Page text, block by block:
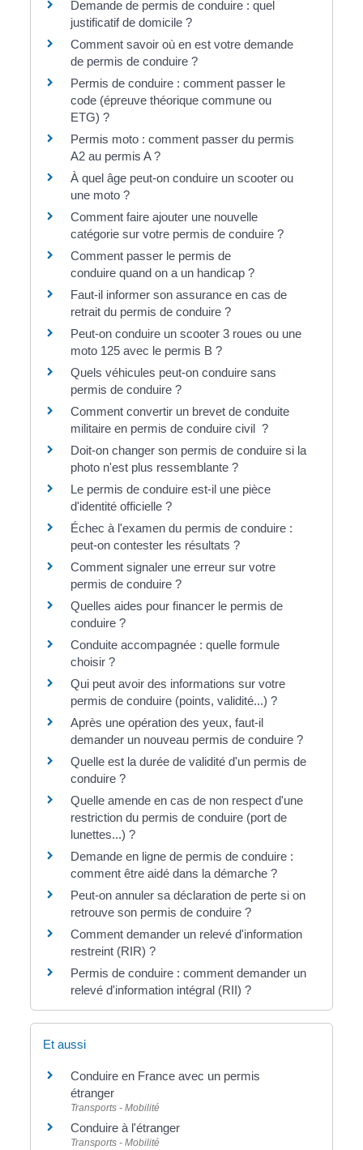
Demande de permis de conduire : quel
justificatif de domicile ?
Comment savoir où en est votre demande
de permis de conduire ?
Permis de conduire : comment passer le
code (épreuve théorique commune ou
ETG) ?
Permis moto : comment passer du permis
A2 au permis A ?
À quel âge peut-on conduire un scooter ou
une moto ?
Comment faire ajouter une nouvelle
catégorie sur votre permis de conduire ?
Comment passer le permis de
conduire quand on a un handicap ?
Faut-il informer son assurance en cas de
retrait du permis de conduire ?
Peut-on conduire un scooter 3 roues ou une
moto 125 avec le permis B ?
Quels véhicules peut-on conduire sans
permis de conduire ?
Comment convertir un brevet de conduite
militaire en permis de conduire civil ?
Doit-on changer son permis de conduire si la
photo n'est plus ressemblante ?
Le permis de conduire est-il une pièce
d'identité officielle ?
Échec à l'examen du permis de conduire :
peut-on contester les résultats ?
Comment signaler une erreur sur votre
permis de conduire ?
Quelles aides pour financer le permis de
conduire ?
Conduite accompagnée : quelle formule
choisir ?
Qui peut avoir des informations sur votre
permis de conduire (points, validité...) ?
Après une opération des yeux, faut-il
demander un nouveau permis de conduire ?
Quelle est la durée de validité d'un permis de
conduire ?
Quelle amende en cas de non respect d'une
restriction du permis de conduire (port de
lunettes...) ?
Demande en ligne de permis de conduire :
comment être aidé dans la démarche ?
Peut-on annuler sa déclaration de perte si on
retrouve son permis de conduire ?
Comment demander un relevé d'information
restreint (RIR) ?
Permis de conduire : comment demander un
relevé d'information intégral (RII) ?
Et aussi
Conduire en France avec un permis
étranger
Transports - Mobilité
Conduire à l'étranger
Transports - Mobilité